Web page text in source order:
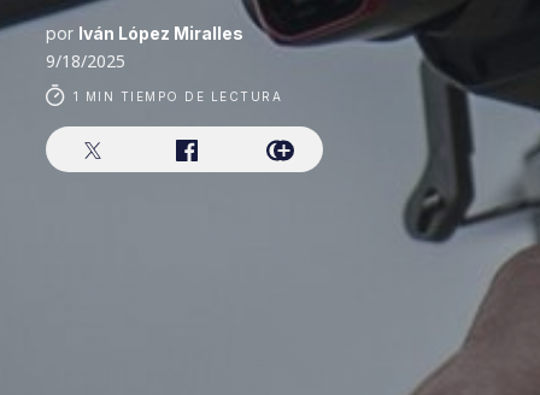
por Iván López Miralles
9/18/2025
1 MIN TIEMPO DE LECTURA